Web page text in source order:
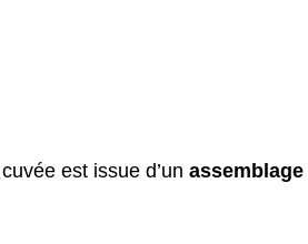
est issue d’un assemblage